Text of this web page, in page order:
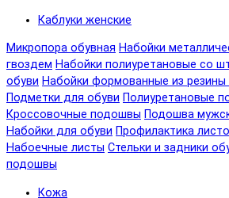
Каблуки женские
Микропора обувная Набойки
гвоздем Набойки полиуретановые со
обуви Набойки формованные из резины
Подметки для обуви Полиуретановые
Кроссовочные подошвы Подошва
Набойки для обуви Профилактика
Набоечные листы Стельки и задники
подошвы
Кожа